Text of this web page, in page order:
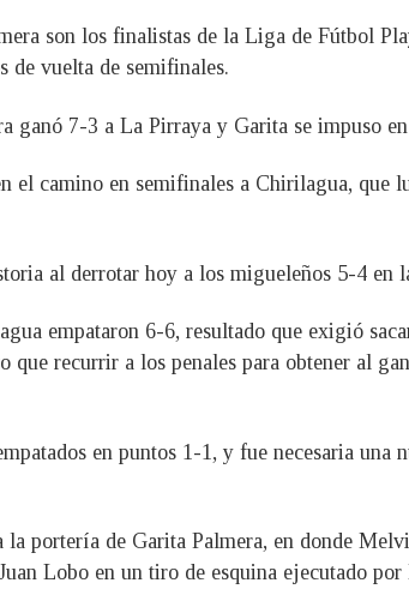
son los finalistas de la Liga de Fútbol
de vuelta de semifinales.
ganó 7-3 a La Pirraya y Garita se impuso
camino en semifinales a Chirilagua, que
al derrotar hoy a los migueleños 5-4 en
empataron 6-6, resultado que exigió
recurrir a los penales para obtener al
en puntos 1-1, y fue necesaria
portería de Garita Palmera, en donde
Lobo en un tiro de esquina ejecutado por